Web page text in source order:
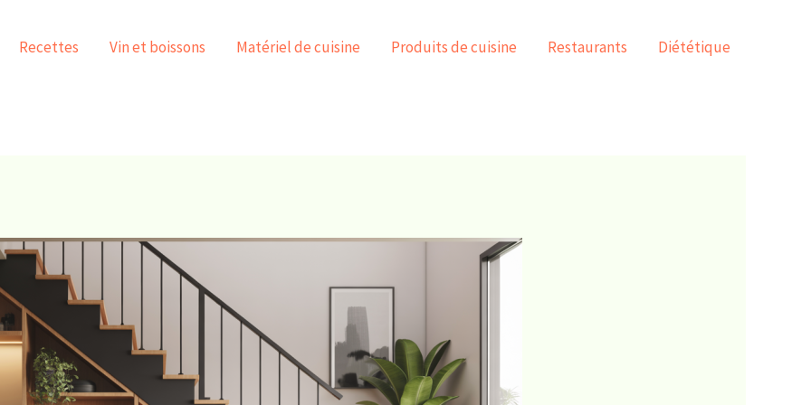
Recettes Vin et boissons Matériel de cuisine Produits de cuisine Restaurants Diététique